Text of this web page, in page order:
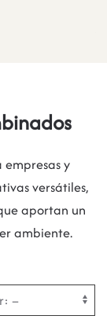
y
versátiles,
aportan un
ambiente.